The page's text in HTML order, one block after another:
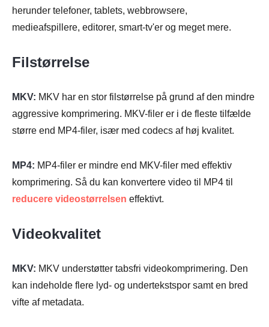
herunder telefoner, tablets, webbrowsere,
medieafspillere, editorer, smart-tv'er og meget mere.
Filstørrelse
MKV: MKV har en stor filstørrelse på grund af den mindre
aggressive komprimering. MKV-filer er i de fleste tilfælde
større end MP4-filer, især med codecs af høj kvalitet.
MP4: MP4-filer er mindre end MKV-filer med effektiv
komprimering. Så du kan konvertere video til MP4 til
reducere videostørrelsen effektivt.
Videokvalitet
MKV: MKV understøtter tabsfri videokomprimering. Den
kan indeholde flere lyd- og undertekstspor samt en bred
vifte af metadata.